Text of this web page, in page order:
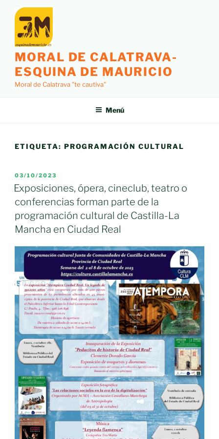
contenido
MORAL DE CALATRAVA-
ESQUINA DE MAURICIO
Moral de Calatrava "te cautiva"
Menú
ETIQUETA: PROGRAMACIÓN CULTURAL
PUBLICADO
EL
03/10/2023
Exposiciones, ópera, cineclub, teatro o
conferencias forman parte de la
programación cultural de Castilla-La
Mancha en Ciudad Real